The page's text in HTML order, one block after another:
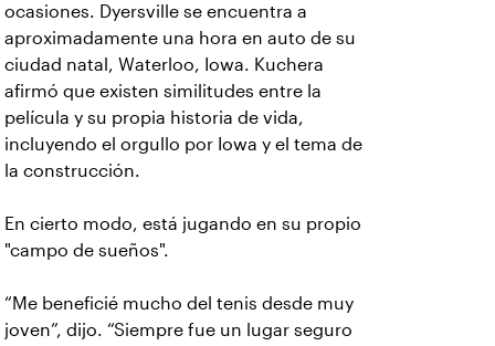
ocasiones. Dyersville se encuentra a
aproximadamente una hora en auto de su
ciudad natal, Waterloo, Iowa. Kuchera
afirmó que existen similitudes entre la
película y su propia historia de vida,
incluyendo el orgullo por Iowa y el tema de
la construcción.
En cierto modo, está jugando en su propio
"campo de sueños".
“Me beneficié mucho del tenis desde muy
joven”, dijo. “Siempre fue un lugar seguro